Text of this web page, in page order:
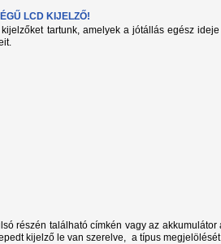
LCD KIJELZŐ!
tartunk, amelyek a jótállás egész
részén található címkén vagy az
kijelző le van szerelve, a típus